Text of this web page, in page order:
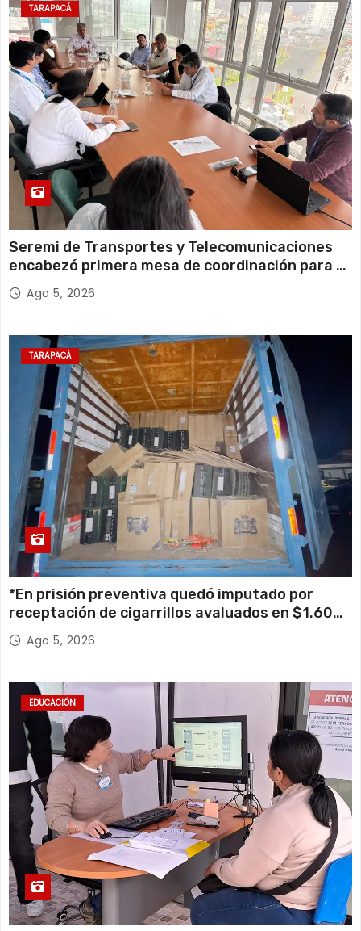
Jueves
14 de agosto
Viernes 21°C 18°C
TARAPACÁ
Seremi de Transportes y Telecomunicaciones
encabezó primera mesa de coordinación para el
retiro de cables en desuso en Iquique
Ago 5, 2026
TARAPACÁ
*En prisión preventiva quedó imputado por
receptación de cigarrillos avaluados en $1.600
millones*
Ago 5, 2026
EDUCACIÓN